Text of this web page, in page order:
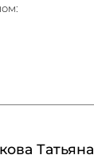
Татьяна